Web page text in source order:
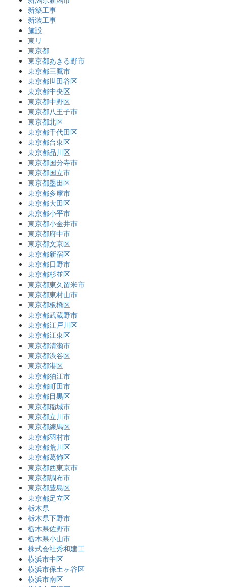
新築工事
新装工事
施設
東リ
東京都
東京都あきる野市
東京都三鷹市
東京都世田谷区
東京都中央区
東京都中野区
東京都八王子市
東京都北区
東京都千代田区
東京都台東区
東京都品川区
東京都国分寺市
東京都国立市
東京都墨田区
東京都多摩市
東京都大田区
東京都小平市
東京都小金井市
東京都府中市
東京都文京区
東京都新宿区
東京都日野市
東京都杉並区
東京都東久留米市
東京都東村山市
東京都板橋区
東京都武蔵野市
東京都江戸川区
東京都江東区
東京都清瀬市
東京都渋谷区
東京都港区
東京都狛江市
東京都町田市
東京都目黒区
東京都稲城市
東京都立川市
東京都練馬区
東京都羽村市
東京都荒川区
東京都葛飾区
東京都西東京市
東京都調布市
東京都豊島区
東京都足立区
栃木県
栃木県下野市
栃木県佐野市
栃木県小山市
株式会社秀和建工
横浜市中区
横浜市保土ヶ谷区
横浜市南区